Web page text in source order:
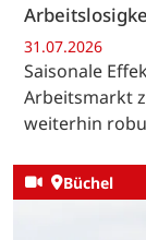
31.07.2026
Saisonale
Arbeitsmarkt
weiterhin
Büchel